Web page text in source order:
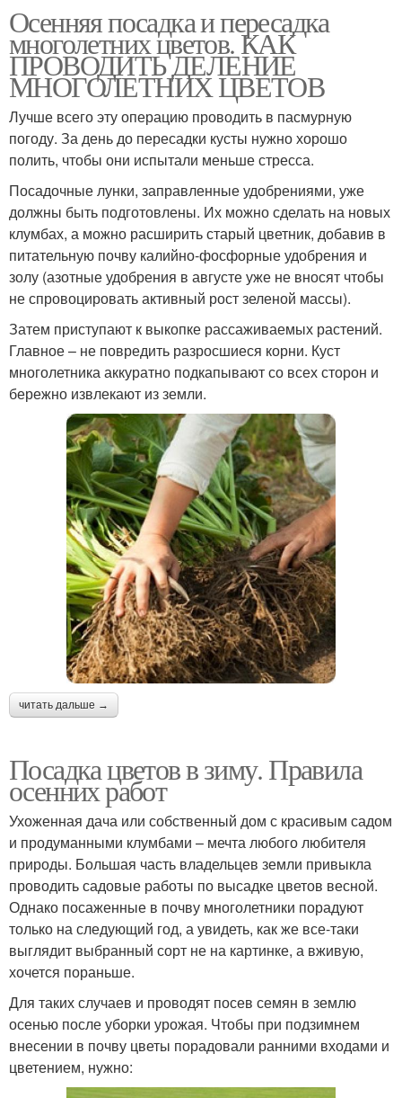
Осенняя посадка и пересадка
многолетних цветов. КАК
ПРОВОДИТЬ ДЕЛЕНИЕ
МНОГОЛЕТНИХ ЦВЕТОВ
Лучше всего эту операцию проводить в пасмурную
погоду. За день до пересадки кусты нужно хорошо
полить, чтобы они испытали меньше стресса.
Посадочные лунки, заправленные удобрениями, уже
должны быть подготовлены. Их можно сделать на новых
клумбах, а можно расширить старый цветник, добавив в
питательную почву калийно-фосфорные удобрения и
золу (азотные удобрения в августе уже не вносят чтобы
не спровоцировать активный рост зеленой массы).
Затем приступают к выкопке рассаживаемых растений.
Главное – не повредить разросшиеся корни. Куст
многолетника аккуратно подкапывают со всех сторон и
бережно извлекают из земли.
читать дальше →
Посадка цветов в зиму. Правила
осенних работ
Ухоженная дача или собственный дом с красивым садом
и продуманными клумбами – мечта любого любителя
природы. Большая часть владельцев земли привыкла
проводить садовые работы по высадке цветов весной.
Однако посаженные в почву многолетники порадуют
только на следующий год, а увидеть, как же все-таки
выглядит выбранный сорт не на картинке, а вживую,
хочется пораньше.
Для таких случаев и проводят посев семян в землю
осенью после уборки урожая. Чтобы при подзимнем
внесении в почву цветы порадовали ранними входами и
цветением, нужно: